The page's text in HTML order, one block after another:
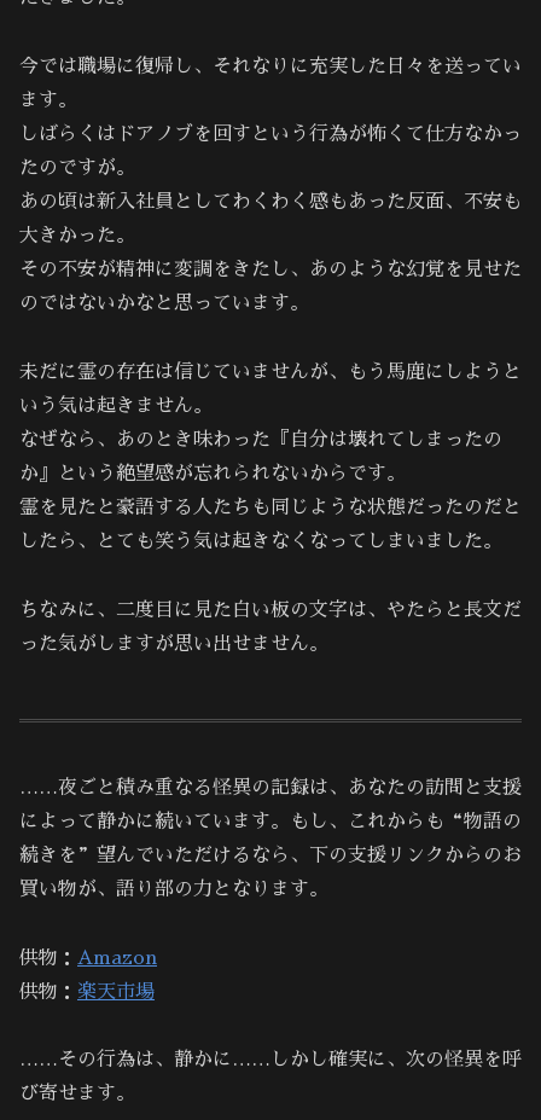
今では職場に復帰し、それなりに充実した日々を送ってい
ます。
しばらくはドアノブを回すという行為が怖くて仕方なかっ
たのですが。
あの頃は新入社員としてわくわく感もあった反面、不安も
大きかった。
その不安が精神に変調をきたし、あのような幻覚を見せた
のではないかなと思っています。
未だに霊の存在は信じていませんが、もう馬鹿にしようと
いう気は起きません。
なぜなら、あのとき味わった『自分は壊れてしまったの
か』という絶望感が忘れられないからです。
霊を見たと豪語する人たちも同じような状態だったのだと
したら、とても笑う気は起きなくなってしまいました。
ちなみに、二度目に見た白い板の文字は、やたらと長文だ
った気がしますが思い出せません。
……夜ごと積み重なる怪異の記録は、あなたの訪問と支援
によって静かに続いています。もし、これからも“物語の
続きを”望んでいただけるなら、下の支援リンクからのお
買い物が、語り部の力となります。
供物： Amazon
供物： 楽天市場
……その行為は、静かに……しかし確実に、次の怪異を呼
び寄せます。